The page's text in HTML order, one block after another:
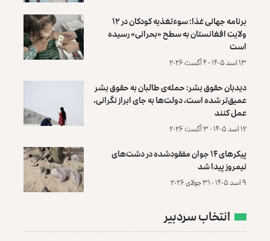
برنامه جهانی غذا: سوءتغذیه کودکان در ۱۲
ولایت افغانستان به سطح «بحرانی» رسیده
است
۱۳ اسد ۱۴۰۵ - ۴ آگست ۲۰۲۶
دیدبان حقوق بشر: حمله‌ی طالبان به حقوق بشر
عمیق‌تر شده است، دولت‌ها به جای ابراز نگرانی،
عمل کنند
۱۲ اسد ۱۴۰۵ - ۳ آگست ۲۰۲۶
پیکرهای ۱۴ جوان مفقودشده در دشت‌های
نیمروز پیدا شد
۹ اسد ۱۴۰۵ - ۳۱ جولای ۲۰۲۶
انتخاب سردبیر